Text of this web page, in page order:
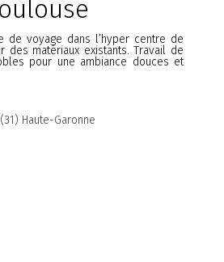
de voyage dans l’hyper centre de
des matériaux existants. Travail de
pour une ambiance douces et
Haute-Garonne